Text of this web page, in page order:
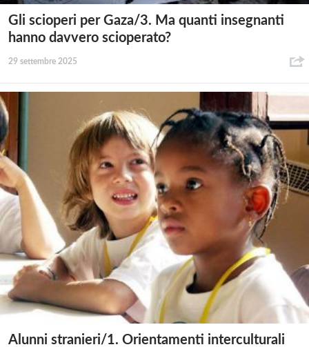
Gli scioperi per Gaza/3. Ma quanti insegnanti
hanno davvero scioperato?
29 settembre 2025
Alunni stranieri/1. Orientamenti interculturali